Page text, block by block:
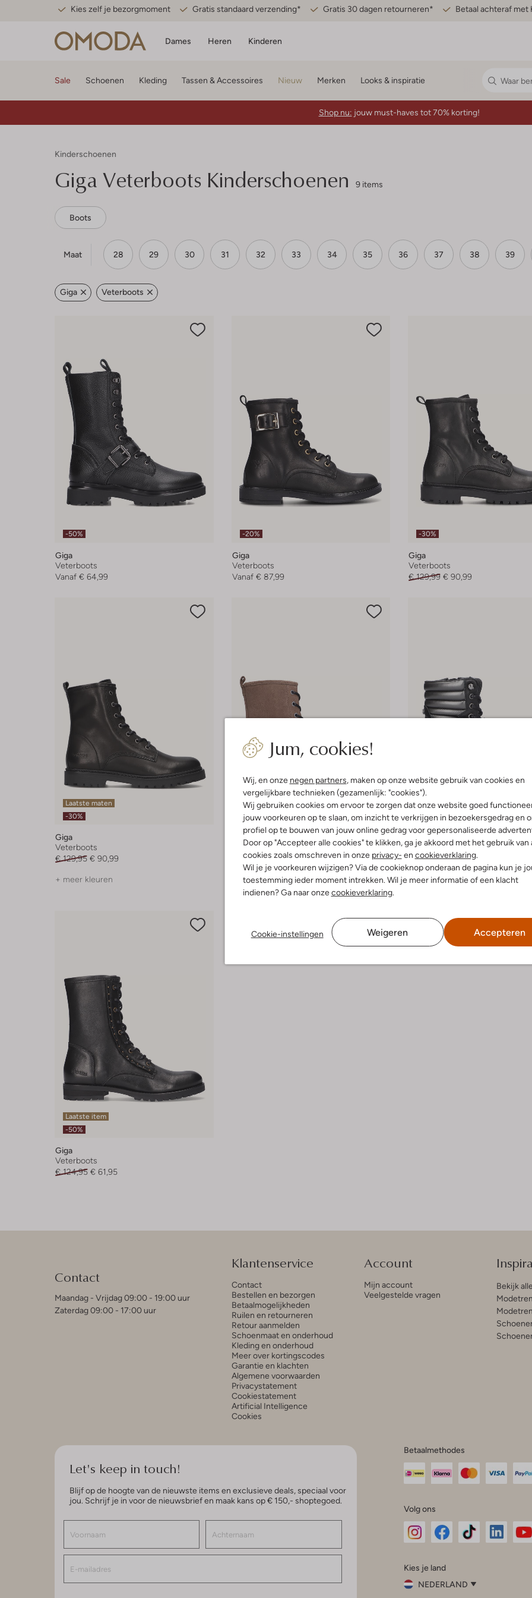
Kies zelf je bezorgmoment Gratis standaard verzending* Gratis 30 dagen retourneren* Betaal achteraf met
Dames Heren Kinderen
Jum, cookies!
Wij, en onze negen partners, maken op onze website gebruik van cookies en
vergelijkbare technieken (gezamenlijk: "cookies").
Wij gebruiken cookies om ervoor te zorgen dat onze website goed
jouw voorkeuren op te slaan, om inzicht te verkrijgen in bezoekersgedrag en
profiel op te bouwen van jouw online gedrag voor gepersonaliseerde
Door op "Accepteer alle cookies" te klikken, ga je akkoord met het gebruik van
cookies zoals omschreven in onze privacy- en cookieverklaring.
Wil je je voorkeuren wijzigen? Via de cookieknop onderaan de pagina kun je
toestemming ieder moment intrekken. Wil je meer informatie of een klacht
indienen? Ga naar onzecookieverklaring.
Cookie-instellingen Weigeren Accepteren
Sale Schoenen Kleding Tassen & Accessoires Nieuw Merken Looks & inspiratie
Shop nu: jouw must-haves tot 70% korting!
Kinderschoenen
Giga Veterboots Kinderschoenen 9 items
Boots
Maat 28 29 30 31 32 33 34 35 36 37 38 39
Giga Veterboots
-50%
Giga
Veterboots
Vanaf € 64,99
-20%
Giga
Veterboots
Vanaf € 87,99
-30%
Giga
Veterboots
€ 129,99 € 90,99
Laatste maten
-30%
Giga
Veterboots
€ 129,95 € 90,99
+ meer kleuren
-40%
Giga
Veterboots
Vanaf € 74,99
+ meer kleuren
-60%
Giga
Veterboots
Vanaf € 53,99
Laatste item
-50%
Giga
Veterboots
€ 124,95 € 61,95
Contact
Maandag - Vrijdag 09:00 - 19:00 uur
Zaterdag 09:00 - 17:00 uur
Klantenservice
Contact
Bestellen en bezorgen
Betaalmogelijkheden
Ruilen en retourneren
Retour aanmelden
Schoenmaat en onderhoud
Kleding en onderhoud
Meer over kortingscodes
Garantie en klachten
Algemene voorwaarden
Privacystatement
Cookiestatement
Artificial Intelligence
Cookies
Account
Mijn account
Veelgestelde vragen
Bekijk
Let's keep in touch!
Blijf op de hoogte van de nieuwste items en exclusieve deals, speciaal voor
jou. Schrijf je in voor de nieuwsbrief en maak kans op € 150,- shoptegoed.
Betaalmethodes
Volg ons
InstagramFacebook
Kies je land
NEDERLAND